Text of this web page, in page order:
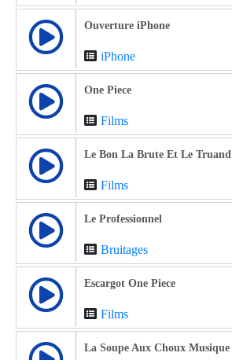
Ouverture iPhone
iPhone
One Piece
Films
Le Bon La Brute Et Le Truand
Films
Le Professionnel
Bruitages
Escargot One Piece
Films
La Soupe Aux Choux Musique